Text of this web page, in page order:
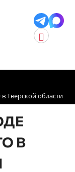
В
Тверской области